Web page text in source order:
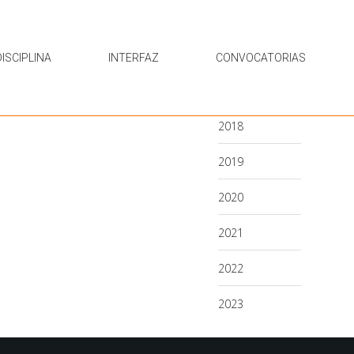
INTERFAZ CONVOCATORIAS
2018
2019
2020
2021
2022
2023